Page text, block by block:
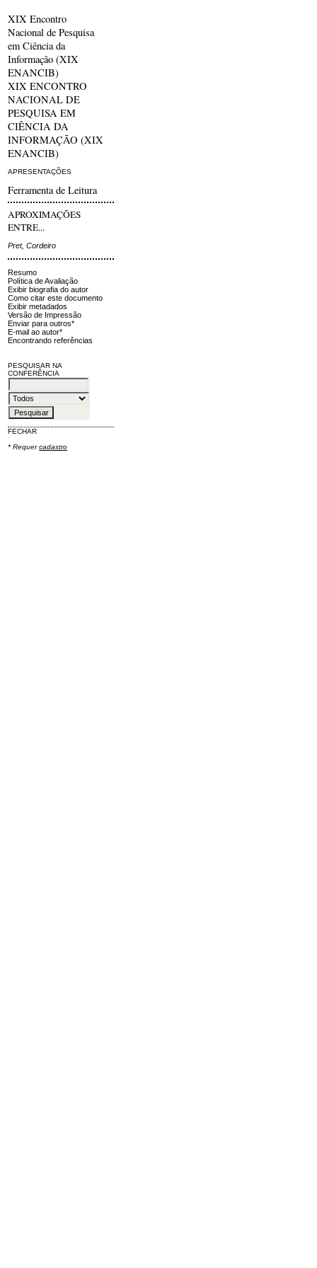
XIX Encontro
Nacional de Pesquisa
em Ciência da
Informação (XIX
ENANCIB)
XIX ENCONTRO
NACIONAL DE
PESQUISA EM
CIÊNCIA DA
INFORMAÇÃO (XIX
ENANCIB)
APRESENTAÇÕES
Ferramenta de Leitura
APROXIMAÇÕES
ENTRE...
Pret, Cordeiro
Resumo
Política de Avaliação
Exibir biografia do autor
Como citar este documento
Exibir metadados
Versão de Impressão
Enviar para outros*
E-mail ao autor*
Encontrando referências
PESQUISAR NA
CONFERÊNCIA
FECHAR
* Requercadastro